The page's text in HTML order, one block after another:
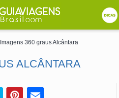
360 graus Alcântara
ALCÂNTARA